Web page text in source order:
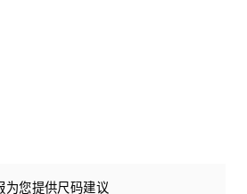
为您提供尺码建议